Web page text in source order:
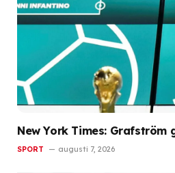
New York Times: Grafström
SPORT augusti 7, 2026